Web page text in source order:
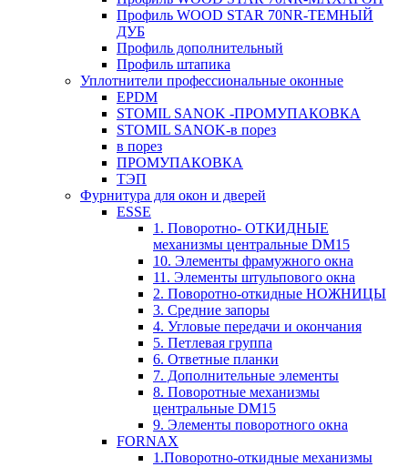
Профиль WOOD STAR 70NR-ТЕМНЫЙ
ДУБ
Профиль дополнительный
Профиль штапика
Уплотнители профессиональные оконные
EPDM
STOMIL SANOK -ПРОМУПАКОВКА
STOMIL SANOK-в порез
в порез
ПРОМУПАКОВКА
ТЭП
Фурнитура для окон и дверей
ESSE
1. Поворотно- ОТКИДНЫЕ
механизмы центральные DM15
10. Элементы фрамужного окна
11. Элементы штульпового окна
2. Поворотно-откидные НОЖНИЦЫ
3. Средние запоры
4. Угловые передачи и окончания
5. Петлевая группа
6. Ответные планки
7. Дополнительные элементы
8. Поворотные механизмы
центральные DM15
9. Элементы поворотного окна
FORNAX
1.Поворотно-откидные механизмы